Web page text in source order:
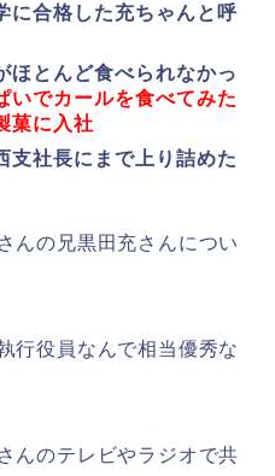
に合格した充ちゃんと呼
ほとんど食べられなかっ
いでカールを食べてみた
菓に入社
支社長にまで上り詰めた
んの兄黒田充さんについ
行役員なんで相当優秀な
んのテレビやラジオで共